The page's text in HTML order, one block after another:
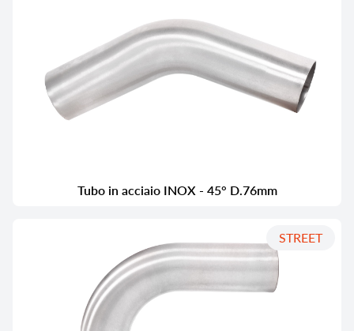
Tubo in acciaio INOX - 45° D.76mm
STREET